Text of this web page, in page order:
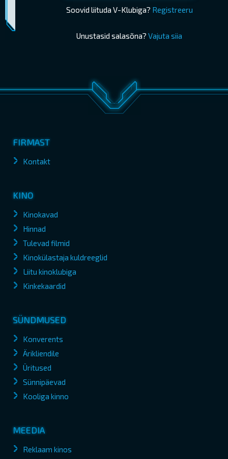
Soovid liituda V-Klubiga? Registreeru
Unustasid salasõna? Vajuta siia
Piletimüük lõppes 08.09.2024 21:05 OSTA PILETID
FIRMAST
Kontakt
KINO
Kinokavad
Hinnad
Tulevad filmid
Kinokülastaja kuldreeglid
Liitu kinoklubiga
Kinkekaardid
SÜNDMUSED
Konverents
Ärikliendile
Üritused
Sünnipäevad
Kooliga kinno
MEEDIA
Reklaam kinos